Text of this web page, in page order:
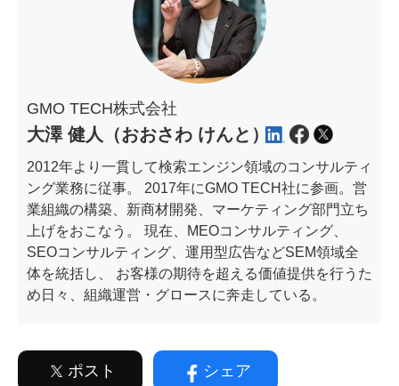
GMO TECH株式会社
大澤 健人（おおさわ けんと）
2012年より一貫して検索エンジン領域のコンサルティ
ング業務に従事。 2017年にGMO TECH社に参画。営
業組織の構築、新商材開発、マーケティング部門立ち
上げをおこなう。 現在、MEOコンサルティング、
SEOコンサルティング、運用型広告などSEM領域全
体を統括し、 お客様の期待を超える価値提供を行うた
め日々、組織運営・グロースに奔走している。
ポスト シェア